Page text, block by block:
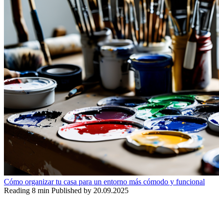
Cómo organizar tu casa para un entorno más cómodo y funcional
Reading 8 min Published by 20.09.2025